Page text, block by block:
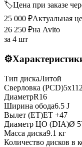
🏷️Цена при заказе
25 000 ₽Актуальная
26 250 ₽на Avito
за 4 шт
⚙️
Тип дискаЛитой
Сверловка (PCD)5x112
ДиаметрR16
Ширина обода6.5 J
Вылет (ET)ET +47
Диаметр ЦО (DIA)Ø
Масса диска9.1 кг
Количество дисков в